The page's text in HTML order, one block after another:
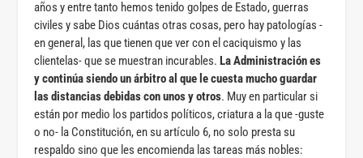
años y entre tanto hemos tenido golpes de Estado, guerras
civiles y sabe Dios cuántas otras cosas, pero hay patologías -
en general, las que tienen que ver con el caciquismo y las
clientelas- que se muestran incurables.La Administración es
y continúa siendo un árbitro al que le cuesta mucho guardar
las distancias debidas con unos y otros. Muy en particular si
están por medio los partidos políticos, criatura a la que -guste
o no- la Constitución, en su artículo 6, no solo presta su
respaldo sino que les encomienda las tareas más nobles: